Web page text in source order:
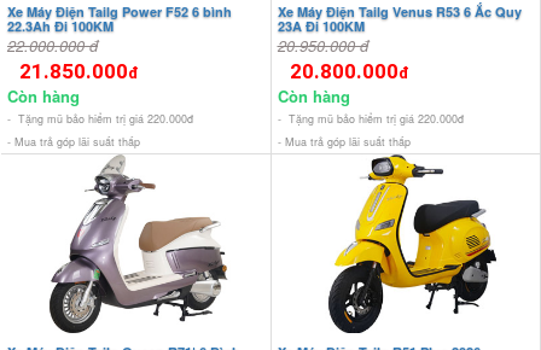
Xe Máy Điện Tailg Power F52 6 bình
22.3Ah Đi 100KM
22.000.000 đ
21.850.000đ
Còn hàng
- Tặng mũ bảo hiểm trị giá 220.000đ
- Mua trả góp lãi suất thấp
Xe Máy Điện Tailg Venus R53 6 Ắc Quy
23A Đi 100KM
20.950.000 đ
20.800.000đ
Còn hàng
- Tặng mũ bảo hiểm trị giá 220.000đ
- Mua trả góp lãi suất thấp